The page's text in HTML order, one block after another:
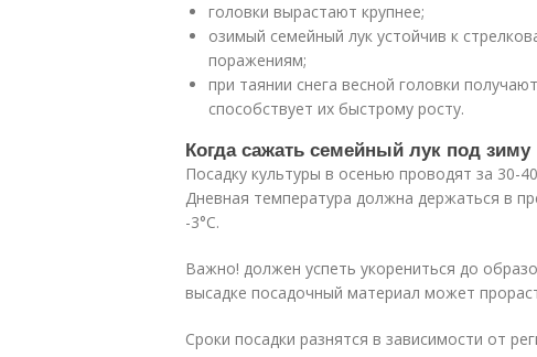
головки вырастают крупнее;
озимый семейный лук устойчив к
поражениям;
при таянии снега весной головки
способствует их быстрому росту.
Когда сажать семейный лук под зиму
Посадку культуры в осенью проводят за 30-
Дневная температура должна держаться в
-3°C.
Важно! должен успеть укорениться до
высадке посадочный материал может
Сроки посадки разнятся в зависимости от